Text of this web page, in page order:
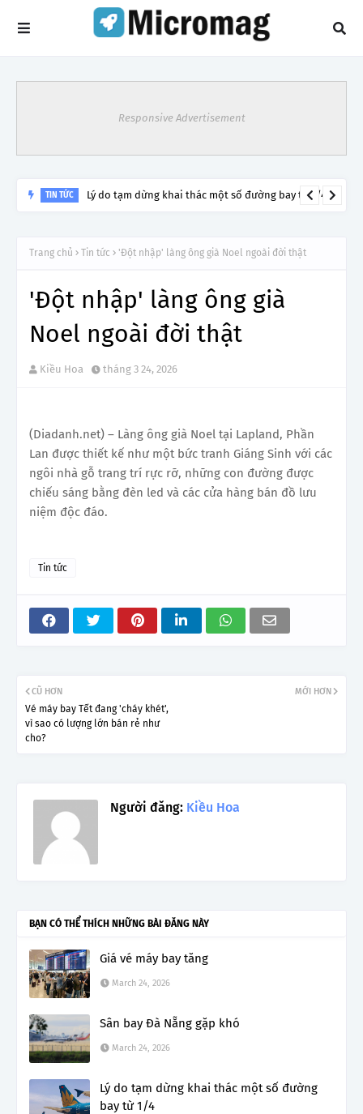
Responsive Advertisement
TIN TỨC Lý do tạm dừng khai thác một số đường bay từ 1/4
Trang chủ Tin tức 'Đột nhập' làng ông già Noel ngoài đời thật
'Đột nhập' làng ông già
Noel ngoài đời thật
Kiều Hoa tháng 3 24, 2026
(Diadanh.net) – Làng ông già Noel tại Lapland, Phần
Lan được thiết kế như một bức tranh Giáng Sinh với các
ngôi nhà gỗ trang trí rực rỡ, những con đường được
chiếu sáng bằng đèn led và các cửa hàng bán đồ lưu
niệm độc đáo.
Tin tức
MỚI HƠN
CŨ HƠN
Vé máy bay Tết đang 'cháy khét',
vì sao có lượng lớn bán rẻ như
cho?
Người đăng: Kiều Hoa
BẠN CÓ THỂ THÍCH NHỮNG BÀI ĐĂNG NÀY
Giá vé máy bay tăng
March 24, 2026
Sân bay Đà Nẵng gặp khó
March 24, 2026
Lý do tạm dừng khai thác một số đường
bay từ 1/4